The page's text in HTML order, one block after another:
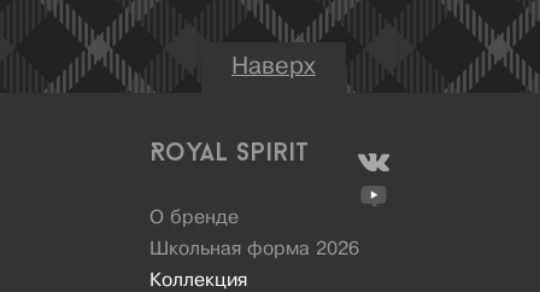
Наверх
Royal Spirit
О бренде
Школьная форма 2026
Коллекция